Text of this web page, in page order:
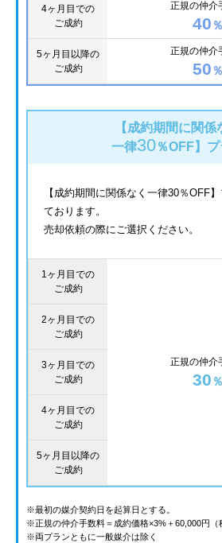
4ヶ月目での
ご成約
正規の仲介
40
5ヶ月目以降の
ご成約
正規の仲介
50
【成約期間に関係
一律30％OFF】
【成約期間に関係なく一律30％OFF
ております。
売却依頼の際にご選択ください。
1ヶ月目での
ご成約
正規の仲介
30
2ヶ月目での
ご成約
3ヶ月目での
ご成約
4ヶ月目での
ご成約
5ヶ月目以降の
ご成約
※最初の媒介契約日を起算日とする。
※正規の仲介手数料＝成約価格×3%＋60,000円（
※両プランともに一般媒介は除く